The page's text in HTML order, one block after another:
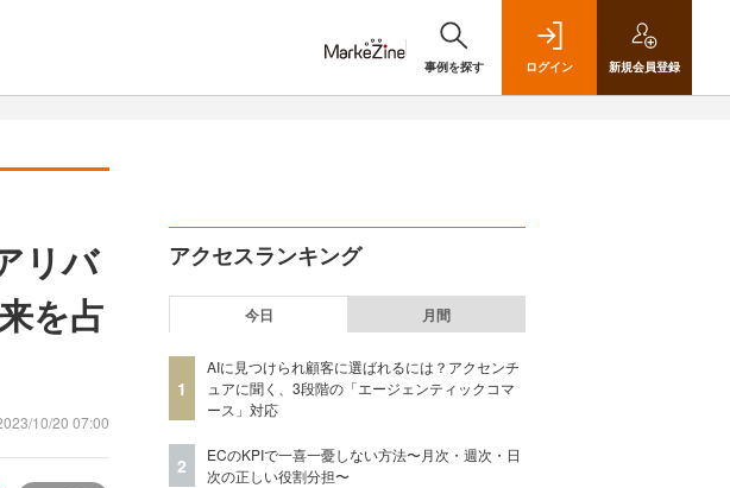
事例を探す ログイン 新規会員登録
リバ
を占
10/20 07:00
アクセスランキング
今日 月間
1
AIに見つけられ顧客に選ばれるには？アクセンチ
ュアに聞く、3段階の「エージェンティックコマ
ース」対応
2
ECのKPIで一喜一憂しない方法〜月次・週次・日
次の正しい役割分担〜